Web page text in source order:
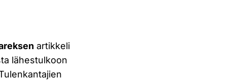
artikkeli
lähestulkoon